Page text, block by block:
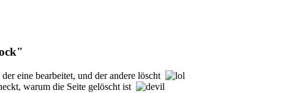
eine bearbeitet, und der andere löscht
warum die Seite gelöscht ist